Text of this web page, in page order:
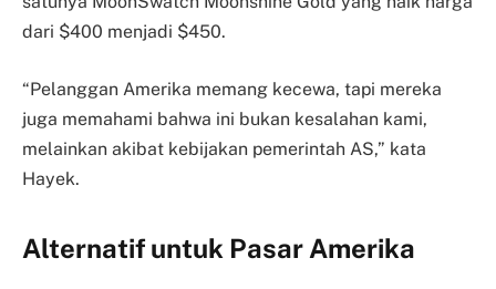
dari $400 menjadi $450.
“Pelanggan Amerika memang kecewa, tapi mereka
juga memahami bahwa ini bukan kesalahan kami,
melainkan akibat kebijakan pemerintah AS,” kata
Hayek.
Alternatif untuk Pasar Amerika